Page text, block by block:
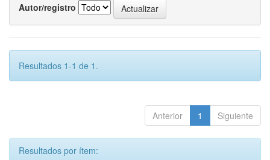
Autor/registro
Resultados 1-1 de 1.
Anterior 1 Siguiente
Resultados por ítem: